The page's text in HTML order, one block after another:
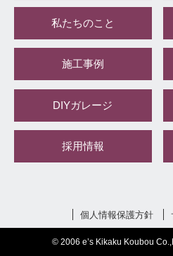
私たちのこと
施工事例
DIYガレージ
採用情報
個人情報保護方針
© 2006 e’s Kikaku Koubou